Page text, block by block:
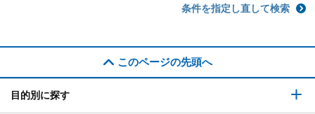
条件を指定し直して検索
このページの先頭へ
目的別に探す